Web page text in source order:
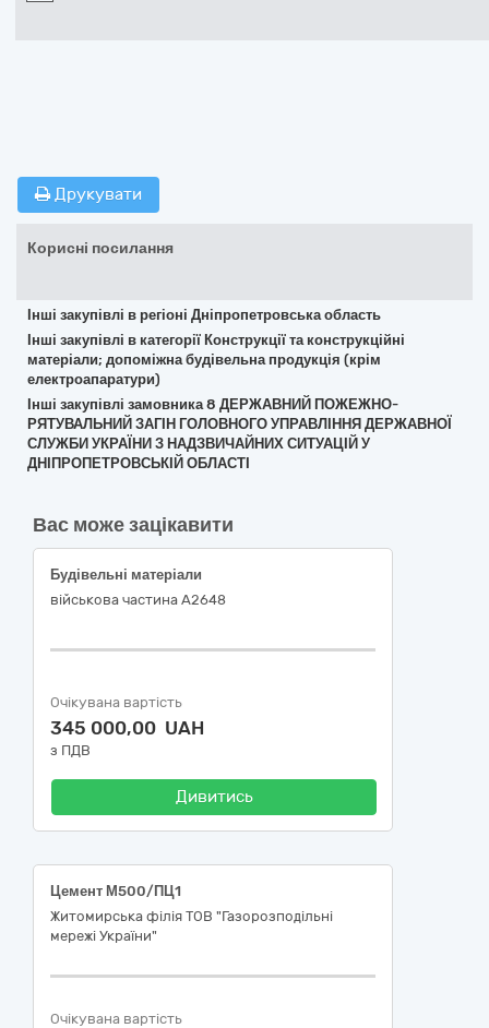
Друкувати
Корисні посилання
Інші закупівлі в регіоні Дніпропетровська область
Інші закупівлі в категорії Конструкції та конструкційні
матеріали; допоміжна будівельна продукція (крім
електроапаратури)
Інші закупівлі замовника 8 ДЕРЖАВНИЙ ПОЖЕЖНО-
РЯТУВАЛЬНИЙ ЗАГІН ГОЛОВНОГО УПРАВЛІННЯ ДЕРЖАВНОЇ
СЛУЖБИ УКРАЇНИ З НАДЗВИЧАЙНИХ СИТУАЦІЙ У
ДНІПРОПЕТРОВСЬКІЙ ОБЛАСТІ
Вас може зацікавити
Будівельні матеріали
військова частина А2648
Очікувана вартість
345 000,00 UAH
з ПДВ
Дивитись
Цемент М500/ПЦ1
Житомирська філія ТОВ "Газорозподільні
мережі України"
Очікувана вартість